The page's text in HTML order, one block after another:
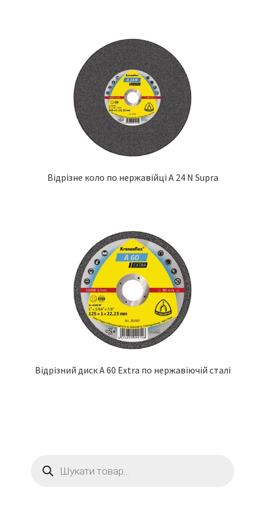
Відрізне коло по нержавійці A 24 N Supra
Відрізний диск A 60 Extra по нержавіючій сталі
товарів